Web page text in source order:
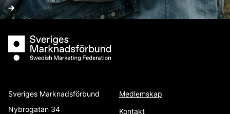
Sveriges Marknadsförbund
Sveriges Marknadsförbund
Nybrogatan 34
Medlemskap
Kontakt